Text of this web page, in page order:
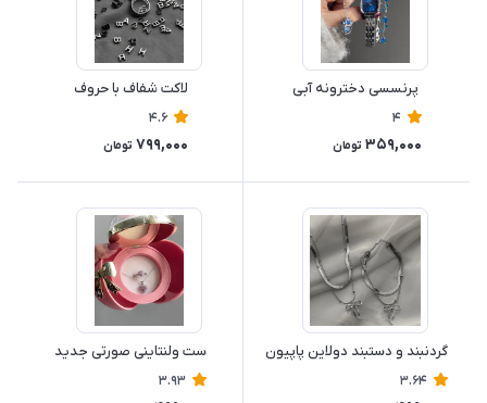
‌ پرنسسی دخترونه آبی
4
359,000 تومان
لاکت شفاف با حروف
4.6
799,000 تومان
گردنبند و دستبند دولاین پاپیون
3.64
ست‌ ولنتاینی صورتی جدید
3.93